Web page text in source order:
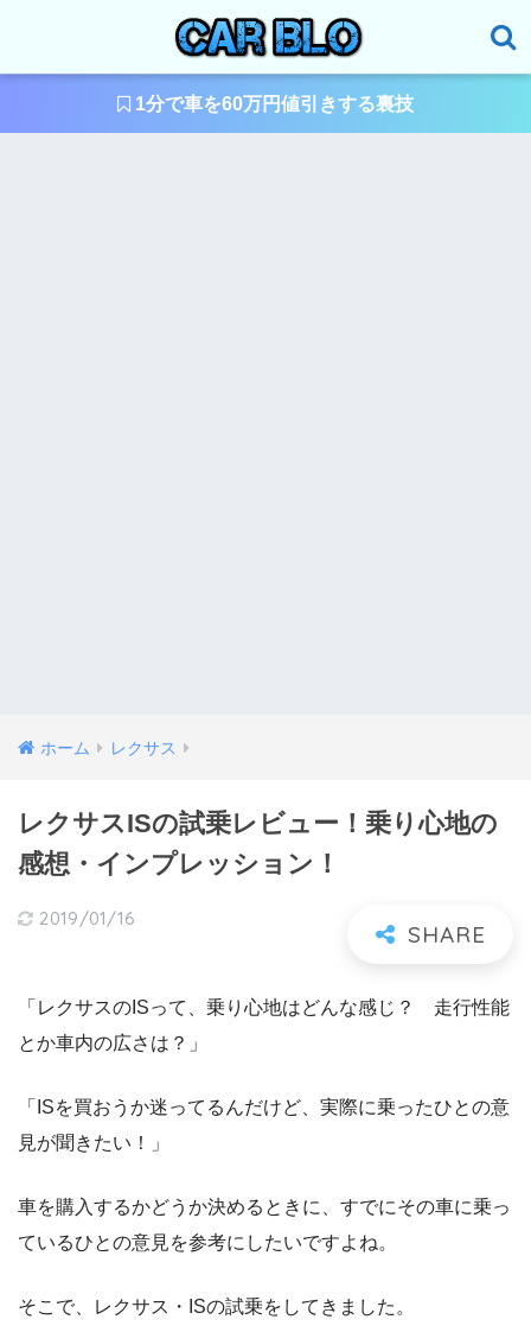
1分で車を60万円値引きする裏技
ホーム レクサス
レクサスISの試乗レビュー！乗り心地の
感想・インプレッション！
2019/01/16
「レクサスのISって、乗り心地はどんな感じ？ 走行性能
とか車内の広さは？」
「ISを買おうか迷ってるんだけど、実際に乗ったひとの意
見が聞きたい！」
車を購入するかどうか決めるときに、すでにその車に乗っ
ているひとの意見を参考にしたいですよね。
そこで、レクサス・ISの試乗をしてきました。